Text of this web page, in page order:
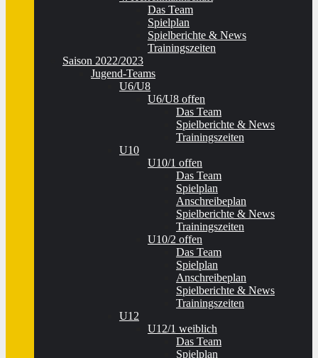
Das Team
Spielplan
Spielberichte & News
Trainingszeiten
Saison 2022/2023
Jugend-Teams
U6/U8
U6/U8 offen
Das Team
Spielberichte & News
Trainingszeiten
U10
U10/1 offen
Das Team
Spielplan
Anschreibeplan
Spielberichte & News
Trainingszeiten
U10/2 offen
Das Team
Spielplan
Anschreibeplan
Spielberichte & News
Trainingszeiten
U12
U12/1 weiblich
Das Team
Spielplan